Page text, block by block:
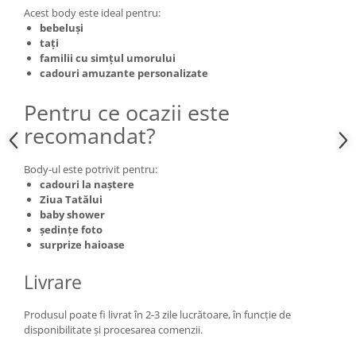
Acest body este ideal pentru:
bebeluși
tați
familii cu simțul umorului
cadouri amuzante personalizate
Pentru ce ocazii este
recomandat?
Body-ul este potrivit pentru:
cadouri la naștere
Ziua Tatălui
baby shower
ședințe foto
surprize haioase
Livrare
Produsul poate fi livrat în 2-3 zile lucrătoare, în funcție de
disponibilitate și procesarea comenzii.